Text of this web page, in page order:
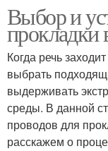
Выбор и
прокладки
Когда речь
выбрать
выдерживать
среды. В данной
проводов для
расскажем о